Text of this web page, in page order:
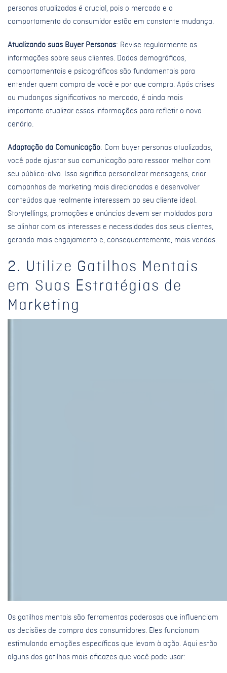
personas atualizadas é crucial, pois o mercado e o
comportamento do consumidor estão em constante mudança.
Atualizando suas Buyer Personas: Revise regularmente as
informações sobre seus clientes. Dados demográficos,
comportamentais e psicográficos são fundamentais para
entender quem compra de você e por que compra. Após crises
ou mudanças significativas no mercado, é ainda mais
importante atualizar essas informações para refletir o novo
cenário.
Adaptação da Comunicação: Com buyer personas atualizadas,
você pode ajustar sua comunicação para ressoar melhor com
seu público-alvo. Isso significa personalizar mensagens, criar
campanhas de marketing mais direcionadas e desenvolver
conteúdos que realmente interessem ao seu cliente ideal.
Storytellings, promoções e anúncios devem ser moldados para
se alinhar com os interesses e necessidades dos seus clientes,
gerando mais engajamento e, consequentemente, mais vendas.
2. Utilize Gatilhos Mentais
em Suas Estratégias de
Marketing
Os gatilhos mentais são ferramentas poderosas que influenciam
as decisões de compra dos consumidores. Eles funcionam
estimulando emoções específicas que levam à ação. Aqui estão
alguns dos gatilhos mais eficazes que você pode usar: